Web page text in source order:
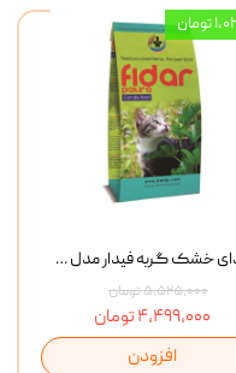
غذای خشک گربه فیدار مدل Adult وزن 10 کیلوگرم
۵,۵۲۵,۰۰۰ تومان
۴,۴۹۹,۰۰۰ تومان
افزودن